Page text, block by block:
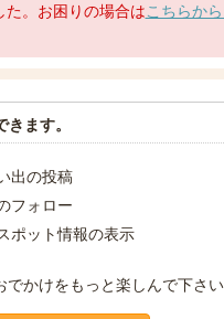
。お困りの場合はこちらか
ます。
出の投稿
フォロー
ポット情報の表示
かけをもっと楽しんで下さい